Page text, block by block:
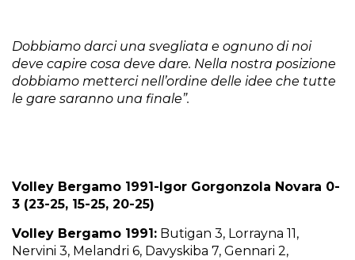
Dobbiamo darci una svegliata e ognuno di noi
deve capire cosa deve dare. Nella nostra posizione
dobbiamo metterci nell’ordine delle idee che tutte
le gare saranno una finale”.
Volley Bergamo 1991-Igor Gorgonzola Novara 0-
3 (23-25, 15-25, 20-25)
Volley Bergamo 1991: Butigan 3, Lorrayna 11,
Nervini 3, Melandri 6, Davyskiba 7, Gennari 2,